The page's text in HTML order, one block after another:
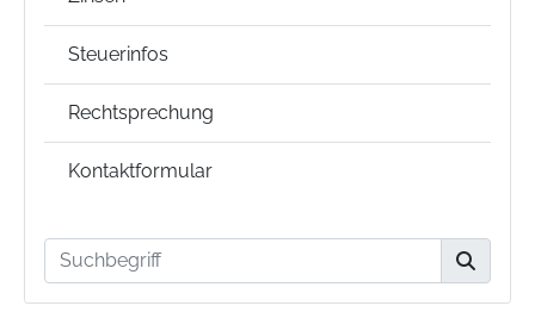
Steuerinfos
Rechtsprechung
Kontaktformular